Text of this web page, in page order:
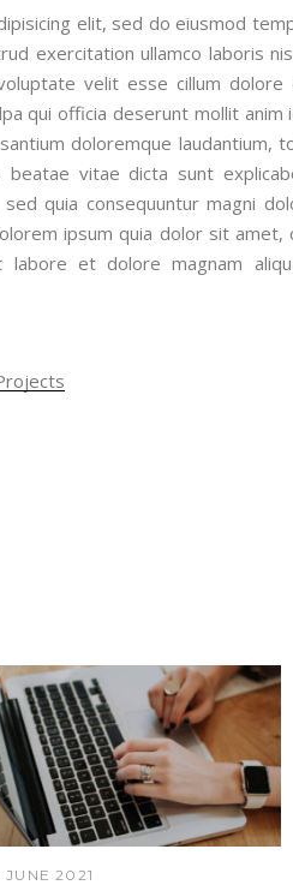
elit, sed do eiusmod
exercitation ullamco laboris
velit esse cillum dolore
qui officia deserunt mollit
doloremque laudantium,
vitae dicta sunt
quia consequuntur magni
ipsum quia dolor sit
labore et dolore magnam
JUNE 2021